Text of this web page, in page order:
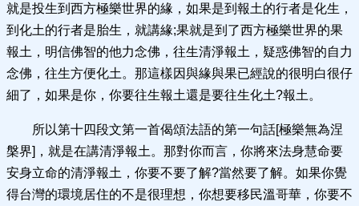
就是投生到西方極樂世界的緣，如果是到報土的行者是化生，
到化土的行者是胎生，就講緣;果就是到了西方極樂世界的果
報土，明信佛智的他力念佛，往生清淨報土，疑惑佛智的自力
念佛，往生方便化土。那這樣因與緣與果已經說的很明白很仔
細了，如果是你，你要往生報土還是要往生化土?報土。
所以第十四段文第一首偈頌法語的第一句話[極樂無為涅
槃界]，就是在講清淨報土。那對你而言，你將來法身慧命要
安身立命的清淨報土，你要不要了解?當然要了解。如果你覺
得台灣的環境居住的不是很理想，你想要移民溫哥華，你要不